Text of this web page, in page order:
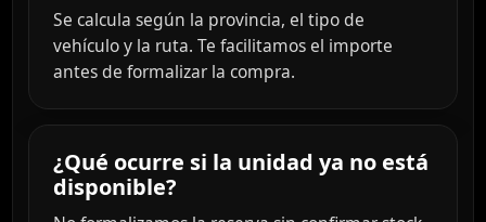
Se calcula según la provincia, el tipo de
vehículo y la ruta. Te facilitamos el importe
antes de formalizar la compra.
¿Qué ocurre si la unidad ya no está
disponible?